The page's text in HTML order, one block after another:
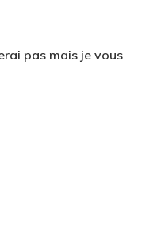
pas mais je vous